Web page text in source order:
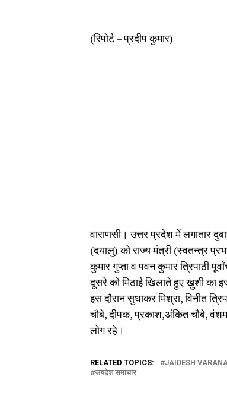
(रिपोर्ट – प्रदीप कुमार)
वाराणसी। उत्तर प्रदेश में लगातार
(दयालु) को राज्य मंत्री (स्वतन्त्र
कुमार गुप्ता व पवन कुमार त्रिपाठी
दूसरे को मिठाई खिलाते हुए ख़ुशी का
इस दौरान सुधाकर मिश्रा, विनीत
चौबे, दीपक, प्रकाश,अंकित चौबे, वंशम
लोग रहे।
RELATED TOPICS: JAIDESH
जयदेश समाचार